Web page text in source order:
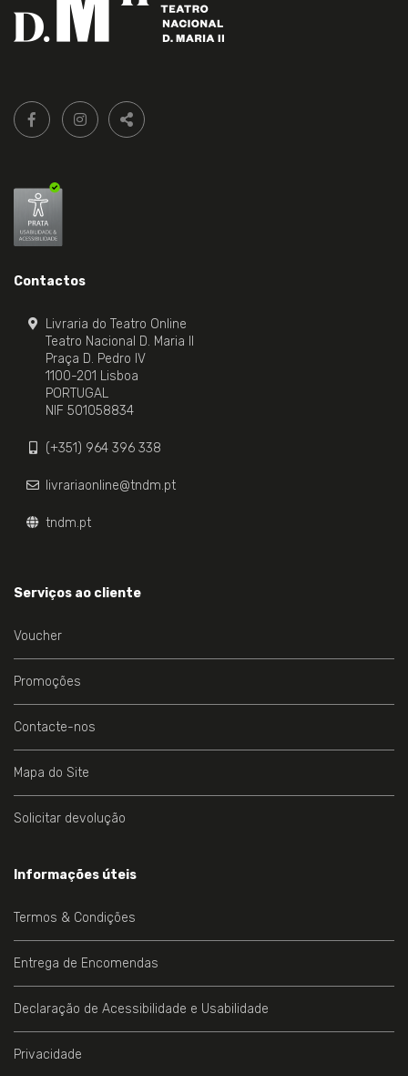
Siga-
nos:
FACEBOOK LIVRARIA DO TEATRO ONLINE.
INSTAGRAM LIVRARIA DO TEATRO ONLINE.
PARTILHAR
Contactos
Livraria do Teatro Online
Teatro Nacional D. Maria II
Praça D. Pedro IV
1100-201 Lisboa
PORTUGAL
NIF 501058834
(+351) 964 396 338
livrariaonline@tndm.pt
tndm.pt
Serviços ao cliente
Voucher
Promoções
Contacte-nos
Mapa do Site
Solicitar devolução
Informações úteis
Termos & Condições
Entrega de Encomendas
Declaração de Acessibilidade e Usabilidade
Privacidade